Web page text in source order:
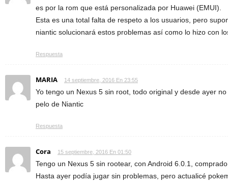
es por la rom que está personalizada por Huawei (EMUI).
Esta es una total falta de respeto a los usuarios, pero
niantic solucionará estos problemas así como lo hizo con
Respuesta
MARIA 14 septiembre, 2016 En 23:55
Yo tengo un Nexus 5 sin root, todo original y desde ayer
pelo de Niantic
Respuesta
Cora 15 septiembre, 2016 En 01:50
Tengo un Nexus 5 sin rootear, con Android 6.0.1,
Hasta ayer podía jugar sin problemas, pero actualicé